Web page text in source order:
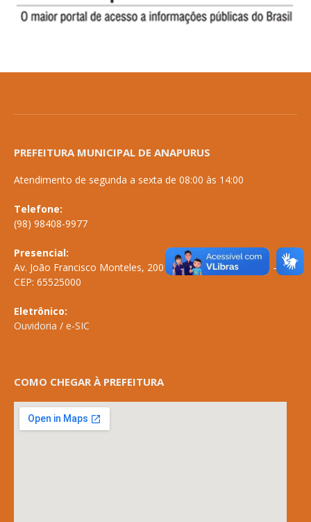
PREFEITURA MUNICIPAL DE ANAPURUS
Atendimento de segunda a sexta de 08:00 às 14:00
Telefone:
(98) 98408-9977
Presencial:
Av. João Francisco Monteles, 2001 \ Centro \ ANAPURUS – MA
CEP: 65525000
Eletrônico:
Ouvidoria / e-SIC
COMO CHEGAR À PREFEITURA